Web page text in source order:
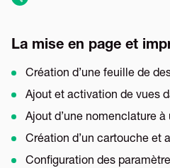
La mise en page et
Création d’une feuille de
Ajout et activation de vues
Ajout d’une nomenclature à
Création d’un cartouche et
Configuration des